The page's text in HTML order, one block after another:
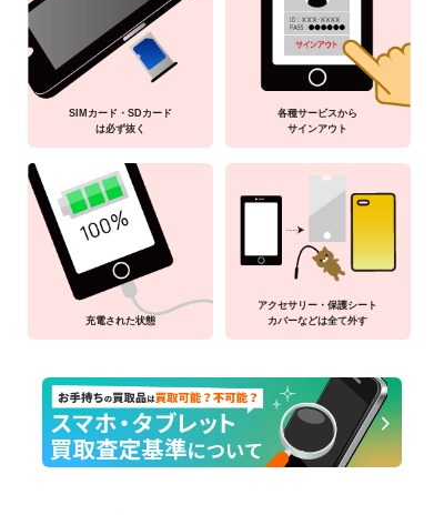
SIMカード・SDカード
は必ず抜く
各種サービスから
サインアウト
充電された状態
アクセサリー・保護シート
カバーなどは全て外す